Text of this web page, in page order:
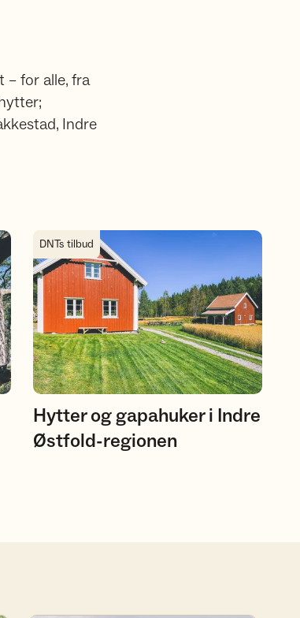
for alle, fra
Indre
Hytter og gapahuker i Indre Østfold-regionen
DNTs tilbud
Hytter og gapahuker i Indre
Østfold-regionen